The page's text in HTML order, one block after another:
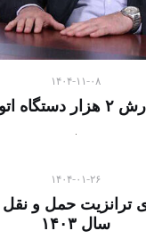
۱۴۰۴-۱۱-۰۸
وارداتی
۱۴۰۴-۰۱-۲۶
۲۰ درصدی ترانزیت حمل و
سال ۱۴۰۳